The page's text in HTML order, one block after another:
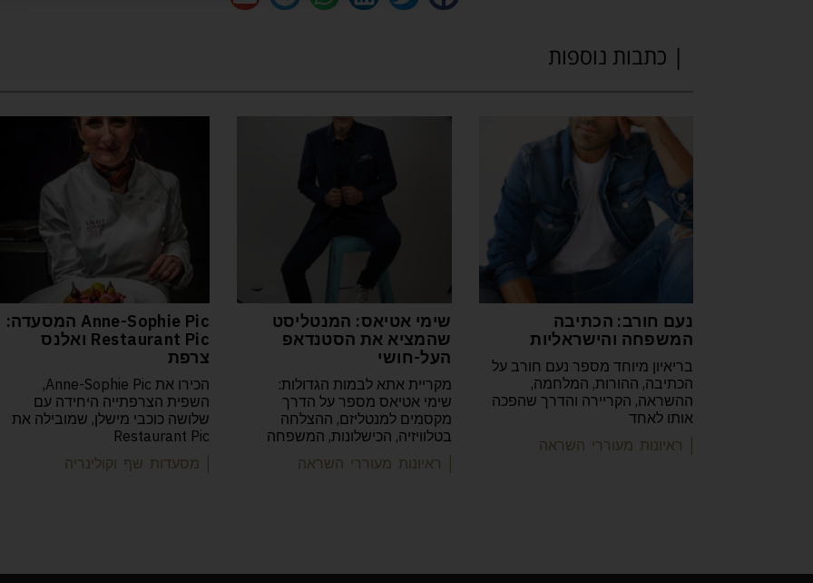
| כתבות נוספות
נעם חורב: הכתיבה
המשפחה והישראליות
בריאיון מיוחד מספר נעם חורב על
הכתיבה, ההורות, המלחמה,
ההשראה, הקריירה והדרך שהפכה
אותו לאחד
| ראיונות מעוררי השראה
שימי אטיאס: המנטליסט
שהמציא את הסטנדאפ
העל-חושי
מקריית אתא לבמות הגדולות:
שימי אטיאס מספר על הדרך
מקסמים למנטליזם, ההצלחה
בטלוויזיה, הכישלונות, המשפחה
| ראיונות מעוררי השראה
Anne-Sophie Pic המסעדה:
Restaurant Pic ואלנס
צרפת
הכירו את Anne-Sophie Pic,
השפית הצרפתייה היחידה עם
שלושה כוכבי מישלן, שמובילה את
Restaurant Pic
| מסעדות שף וקולינריה